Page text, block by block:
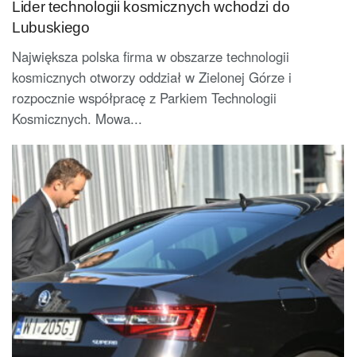
Lider technologii kosmicznych wchodzi do
Lubuskiego
Największa polska firma w obszarze technologii
kosmicznych otworzy oddział w Zielonej Górze i
rozpocznie współpracę z Parkiem Technologii
Kosmicznych. Mowa...